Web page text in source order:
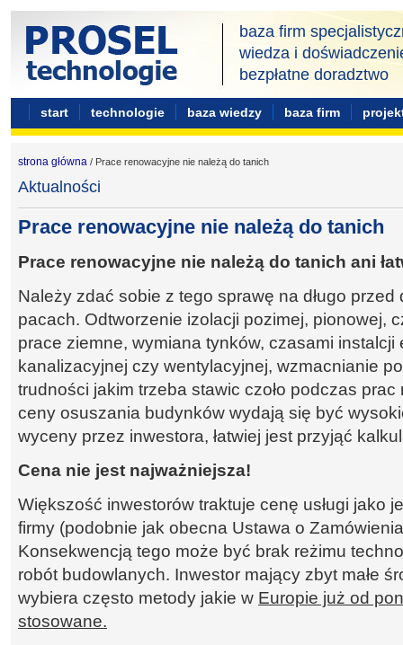
baza firm
wiedza i
bezpłatne doradztwo
start technologie baza wiedzy baza firm
strona główna / Prace renowacyjne nie należą do tanich
Aktualności
Prace renowacyjne nie należą do tanich
Prace renowacyjne nie należą do tanich ani
Należy zdać sobie z tego sprawę na długo
pacach. Odtworzenie izolacji pozimej, pionowej,
prace ziemne, wymiana tynków, czasami instalcji
kanalizacyjnej czy wentylacyjnej, wzmacnianie
trudności jakim trzeba stawic czoło podczas
ceny osuszania budynków wydają się być
wyceny przez inwestora, łatwiej jest przyjąć
Cena nie jest najważniejsza!
Większość inwestorów traktuje cenę usługi jako
firmy (podobnie jak obecna Ustawa o
Konsekwencją tego może być brak reżimu
robót budowlanych. Inwestor mający zbyt małe
wybiera często metody jakie w Europie już od
stosowane.